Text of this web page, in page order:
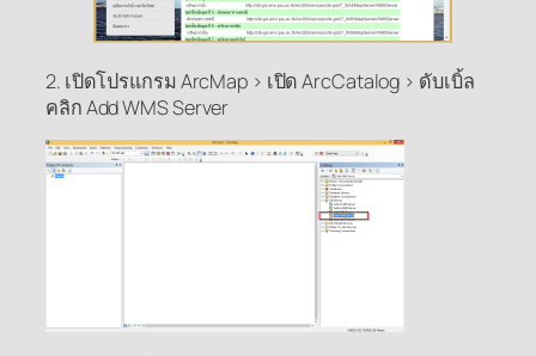
2. เปิดโปรแกรม ArcMap > เปิด ArcCatalog > ดับเบิ้ล
คลิก Add WMS Server